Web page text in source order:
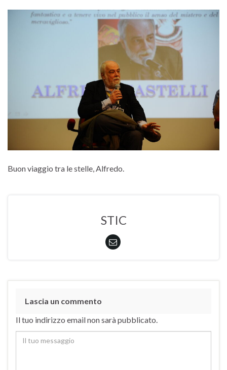
Buon viaggio tra le stelle, Alfredo.
STIC
Lascia un commento
Il tuo indirizzo email non sarà pubblicato.